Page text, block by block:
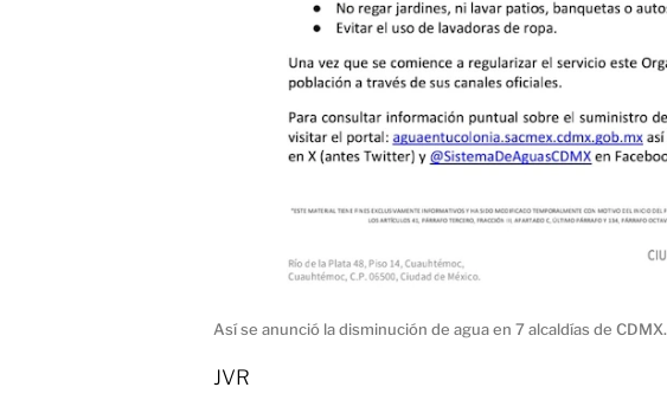
Así se anunció la disminución de agua en 7 alcaldías de CDMX.
JVR